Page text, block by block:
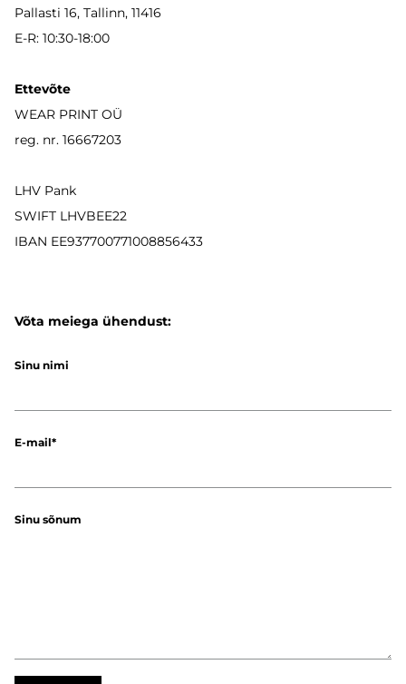
Pallasti 16, Tallinn, 11416
E-R: 10:30-18:00
Ettevõte
WEAR PRINT OÜ
reg. nr. 16667203
LHV Pank
SWIFT LHVBEE22
IBAN EE937700771008856433
Võta meiega ühendust:
Sinu nimi
E-mail
Sinu sõnum